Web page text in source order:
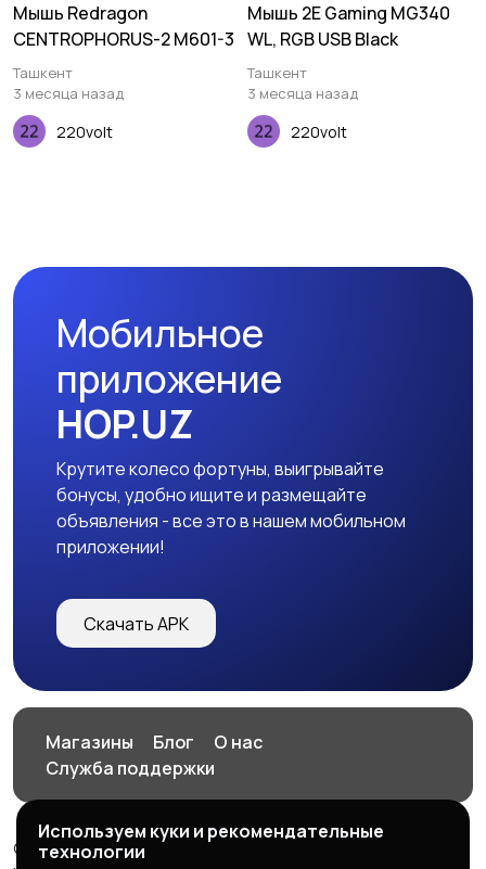
Мышь Redragon
CENTROPHORUS-2 M601-3
Ташкент
3 месяца назад
220volt
Мышь 2E Gaming MG340
WL, RGB USB Black
Ташкент
3 месяца назад
220volt
Мобильное
приложение
HOP.UZ
Крутите колесо фортуны, выигрывайте
бонусы, удобно ищите и размещайте
объявления - все это в нашем мобильном
приложении!
Скачать APK
Магазины Блог
О нас
Служба поддержки
© 2026 HOP.UZ
Используем куки и рекомендательные
технологии